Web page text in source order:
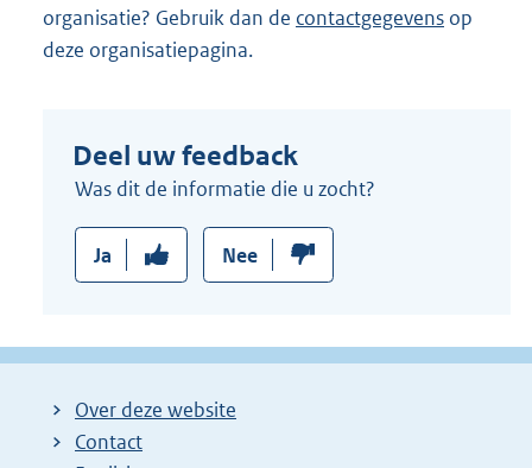
organisatie? Gebruik dan de contactgegevens op
deze organisatiepagina.
Deel uw feedback
Was dit de informatie die u zocht?
Ja Nee
Over deze website
Contact